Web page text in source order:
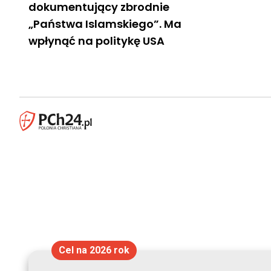
dokumentujący zbrodnie
„Państwa Islamskiego”. Ma
wpłynąć na politykę USA
Cel na 2026 rok